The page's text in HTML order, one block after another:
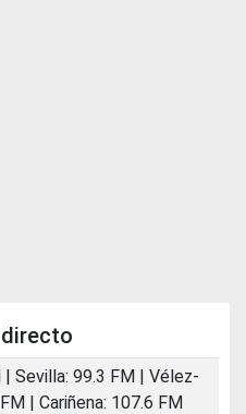
directo
| Sevilla: 99.3 FM | Vélez-
| Cariñena: 107.6 FM